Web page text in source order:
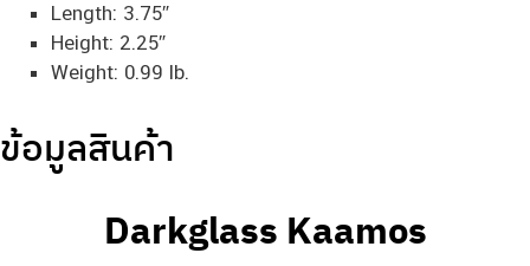
Length: 3.75″
Height: 2.25″
Weight: 0.99 lb.
ข้อมูลสินค้า
Darkglass Kaamos